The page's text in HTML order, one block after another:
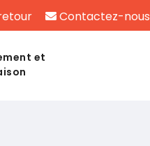
Contactez-nous
et